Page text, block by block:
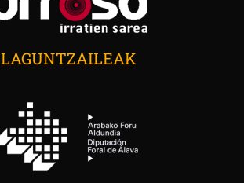
LAGUNTZAILEAK